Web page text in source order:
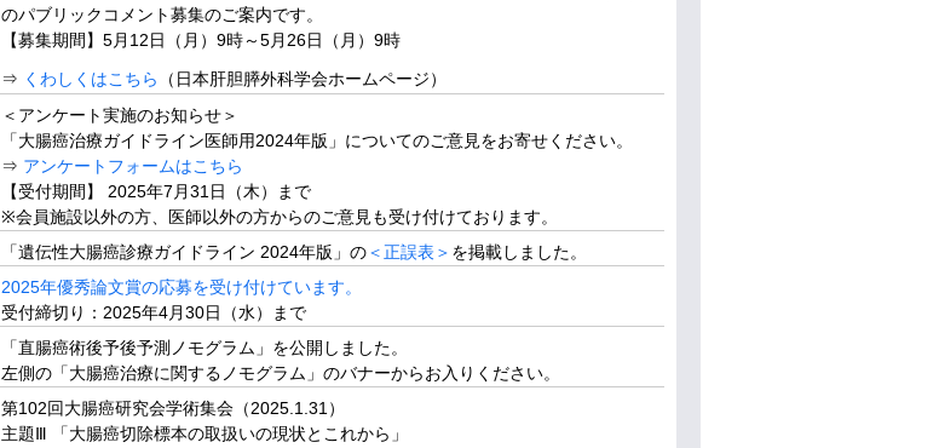
のパブリックコメント募集のご案内です。
【募集期間】5月12日（月）9時～5月26日（月）9時
⇒ くわしくはこちら
（日本肝胆膵外科学会ホームページ）
＜アンケート実施のお知らせ＞
「大腸癌治療ガイドライン医師用2024年版」についてのご意見をお寄せください。
⇒ アンケートフォームはこちら
【受付期間】 2025年7月31日（木）まで
※会員施設以外の方、医師以外の方からのご意見も受け付けております。
「遺伝性大腸癌診療ガイドライン 2024年版」の＜正誤表＞ を掲載しました。
2025年優秀論文賞の応募を受け付けています。
受付締切り：2025年4月30日（水）まで
「直腸癌術後予後予測ノモグラム」を公開しました。
左側の「大腸癌治療に関するノモグラム」のバナーからお入りください。
第102回大腸癌研究会学術集会（2025.1.31）
主題Ⅲ 「⼤腸癌切除標本の取扱いの現状とこれから」